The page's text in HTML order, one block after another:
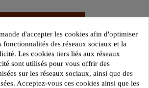
garantis contre tout vice de fabrication
d'accepter les cookies afin d'optimiser
fonctionnalités des réseaux sociaux et la
Les cookies tiers liés aux réseaux
sont utilisés pour vous offrir des
sur les réseaux sociaux, ainsi que des
Acceptez-vous ces cookies ainsi que les